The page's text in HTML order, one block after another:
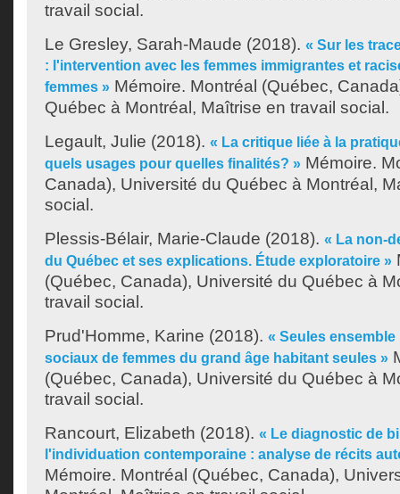
travail social.
Le Gresley, Sarah-Maude (2018). « Sur les
: l'intervention avec les femmes immigrantes et
femmes » Mémoire. Montréal (Québec,
Québec à Montréal, Maîtrise en travail social.
Legault, Julie (2018). « La critique liée à la
quels usages pour quelles finalités? » Mémoire.
Canada), Université du Québec à Montréal,
social.
Plessis-Bélair, Marie-Claude (2018). « La non-
du Québec et ses explications. Étude exploratoire »
(Québec, Canada), Université du Québec à
travail social.
Prud'Homme, Karine (2018). « Seules
sociaux de femmes du grand âge habitant seules »
(Québec, Canada), Université du Québec à
travail social.
Rancourt, Elizabeth (2018). « Le diagnostic de
l'individuation contemporaine : analyse de récits
Mémoire. Montréal (Québec, Canada),